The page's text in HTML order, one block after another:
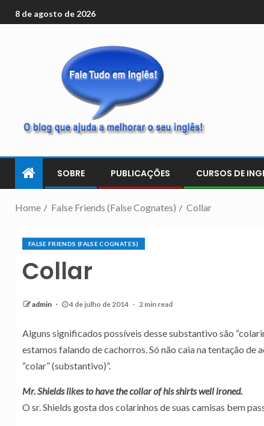
8 de agosto de 2026
SOBRE PUBLICAÇÕES CURSOS DE
Home False Friends (False Cognates) Collar
FALSE FRIENDS (FALSE COGNATES)
Collar
admin 4 de julho de 2014 2 min read
Alguns significados possíveis desse substantivo são
estamos falando de cachorros. Só não caia na tentação de
“colar” (substantivo)”.
Mr. Shields likes to have the collar of his shirts well ironed.
O sr. Shields gosta dos colarinhos de suas camisas bem